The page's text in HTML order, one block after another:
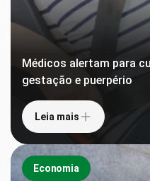
Médicos alertam para
gestação e puerpério
Leia mais
Economia